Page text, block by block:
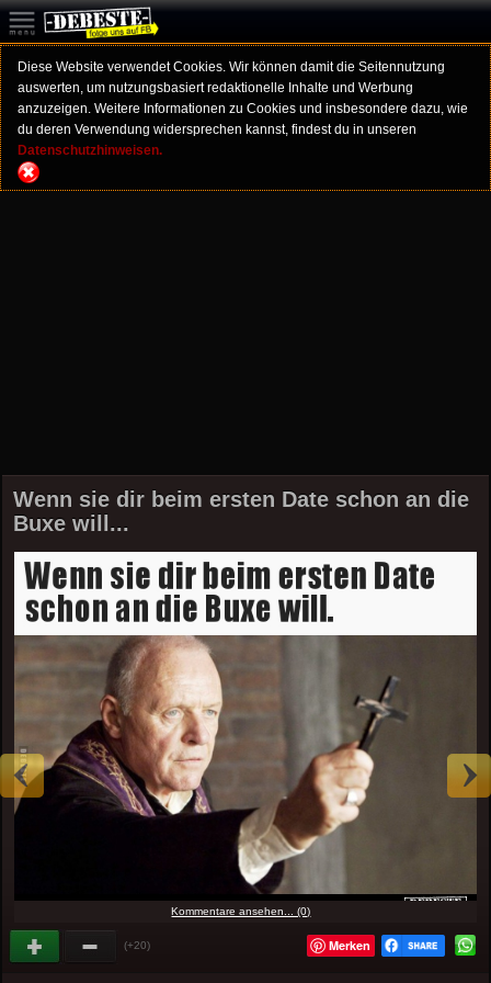
Diese Website verwendet Cookies. Wir können damit die Seitennutzung
auswerten, um nutzungsbasiert redaktionelle Inhalte und Werbung
anzuzeigen. Weitere Informationen zu Cookies und insbesondere dazu, wie
du deren Verwendung widersprechen kannst, findest du in unseren
Datenschutzhinweisen.
Wenn sie dir beim ersten Date schon an die
Buxe will...
Kommentare ansehen... (0)
(+20) Merken